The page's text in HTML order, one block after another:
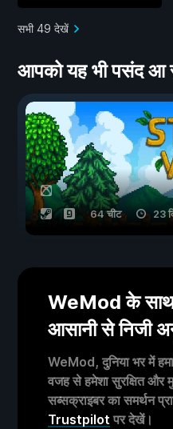
सभी 49 देखें
आपको यह भी पसंद आ
64 चीट 23
WeMod के
आसानी से निजी
WeMod, दुनिया भर में
वजह से हमेशा सुरक्षित
सब्सक्राइबर का समर्थन
Trustpilot पर देखें।